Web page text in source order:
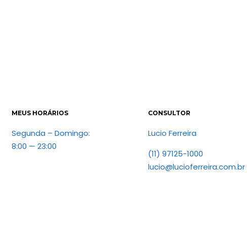
MEUS HORÁRIOS
Segunda – Domingo:
8:00 — 23:00
CONSULTOR
Lucio Ferreira
(11) 97125-1000
lucio@lucioferreira.com.br